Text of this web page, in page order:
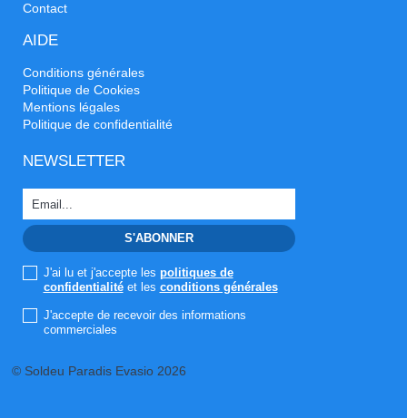
Contact
AIDE
Conditions générales
Politique de Cookies
Mentions légales
Politique de confidentialité
NEWSLETTER
J'ai lu et j'accepte les politiques de
confidentialitéet les conditions générales
J'accepte de recevoir des informations
commerciales
© Soldeu Paradis Evasio 2026